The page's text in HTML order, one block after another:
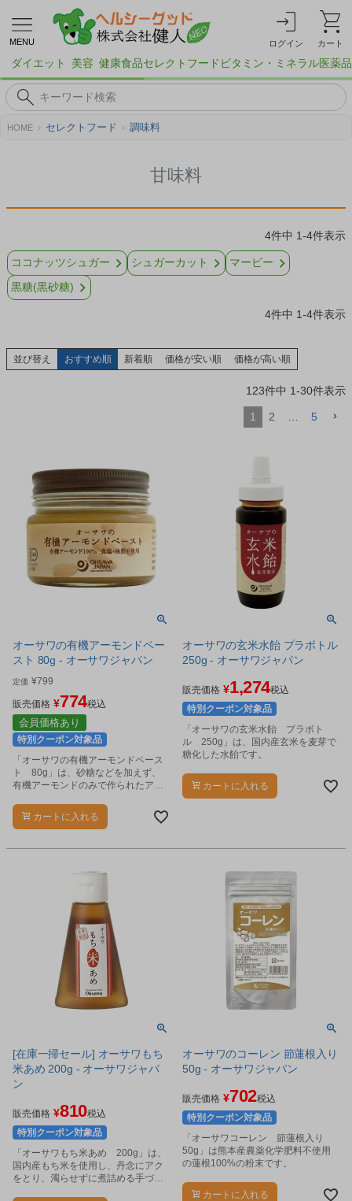
MENU ログイン カート
ダイエット 美容 健康食品セレクトフード ビタミン・ミネラル医薬品
HOME セレクトフード 調味料
甘味料
4件中 1-4件表示
ココナッツシュガー シュガーカット
マービー
黒糖(黒砂糖)
4件中 1-4件表示
並び替え おすすめ順 新着順 価格が安い順 価格が高い順
123件中 1-30件表示
1 2 5
オーサワの有機アーモンドペー
スト 80g - オーサワジャパン
定価 ¥799
販売価格 ¥774税込
会員価格あり
特別クーポン対象品
「オーサワの有機アーモンドペース
ト 80g」は、砂糖などを加えず、
有機アーモンドのみで作られたアー
カートに入れる
オーサワの玄米水飴 プラボトル
250g - オーサワジャパン
販売価格 ¥1,274税込
特別クーポン対象品
「オーサワの玄米水飴 プラボト
ル 250g」は、国内産玄米を麦芽で
糖化した水飴です。
カートに入れる
[在庫一掃セール] オーサワもち
米あめ 200g - オーサワジャパ
ン
販売価格 ¥810税込
特別クーポン対象品
「オーサワもち米あめ 200g」は、
国内産もち米を使用し、丹念にアク
をとり、濁らせずに煮詰める手づく
オーサワのコーレン 節蓮根入り
50g - オーサワジャパン
販売価格 ¥702税込
特別クーポン対象品
「オーサワコーレン 節蓮根入り
50g」は熊本産農薬化学肥料不使用
の蓮根100%の粉末です。
カートに入れる